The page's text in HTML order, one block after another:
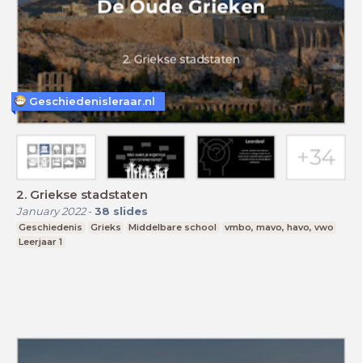
2. Griekse stadstaten
January 2022- 38 slides
Geschiedenis Grieks Middelbare school
vmbo, mavo, havo, vwo
Leerjaar 1
Geschiedenisleraar.nl